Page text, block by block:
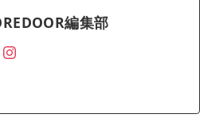
編集部